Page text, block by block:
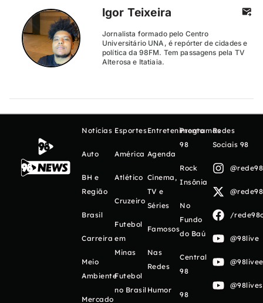
Igor Teixeira
Jornalista formado pelo Centro
Universitário UNA, é repórter de cidades e
política da 98FM. Tem passagens pela TV
Alterosa e Itatiaia.
Notícias
Auto
BH e
Região
Brasil
Carreira
Meio
Ambiente
Mercado
Esportes
América
Atlético
Cruzeiro
Futebol
em
Minas
Futebol
no Brasil
Entretenimento
Agenda
Cinema,
TV e
Séries
Famosos
Nas
Redes
Humor
Programas
98
Rock
Insônia
No
Fundo
do Baú
Central
98
98
Redes
Sociais 98
/
@98live